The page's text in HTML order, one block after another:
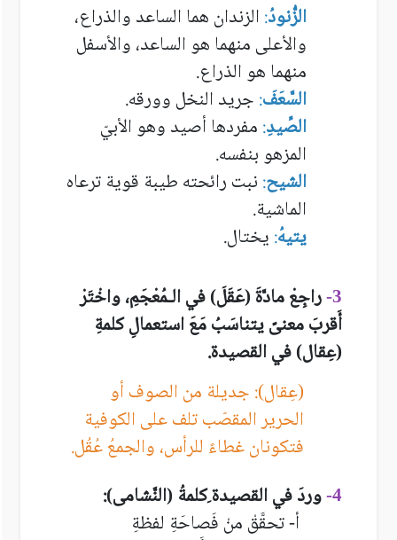
الزُّنودُ:الزندان هما الساعد والذراع،
والأعلى منهما هو الساعد، والأسفل
منهما هو الذراع.
السَّعَفَ:جريد النخل وورقه.
الصِّيد:مفردها أصيد وهو الأبيّ
المزهو بنفسه.
الشيح:نبت رائحته طيبة قوية ترعاه
الماشية.
يتيهُ:يختال.
3- راجِعْ مادةَ (عَقَلَ) في الـمُعْجَمِ، واخْتَرْ
أَقربَ معنىً يتناسَبُ مَعَ استعمالِ كلمةِ
(عِقال) في القصيدة.
(عِقال): جديلة من الصوف أو
الحرير المقصّب تلف على الكوفية
فتكونان غطاءً للرأس، والجمعُ عُقُل.
4- وردَ في القصيدة ِكلمةُ (النَّشامى):
أ- تحقَّقْ منْ فَصاحَةِ لفظةِ